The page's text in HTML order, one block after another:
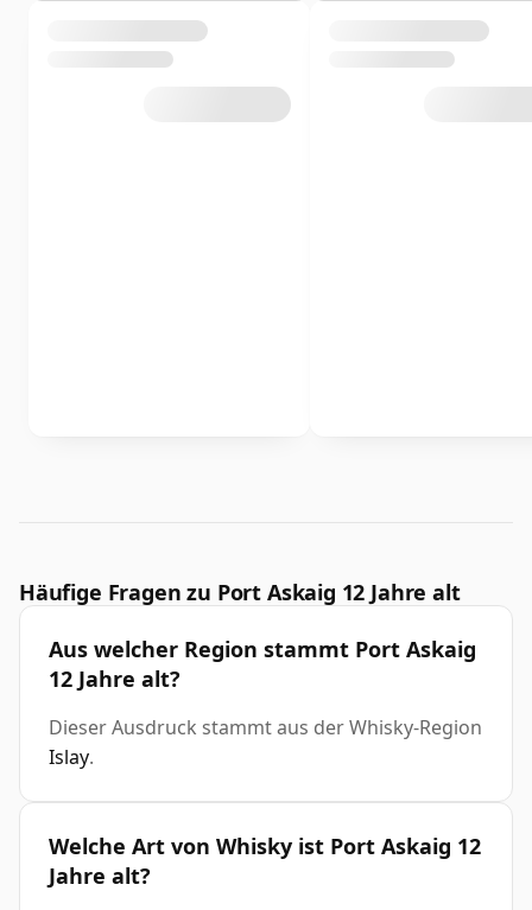
Häufige Fragen zu Port Askaig 12 Jahre alt
Aus welcher Region stammt Port Askaig
12 Jahre alt?
Dieser Ausdruck stammt aus der Whisky-Region
Islay.
Welche Art von Whisky ist Port Askaig 12
Jahre alt?